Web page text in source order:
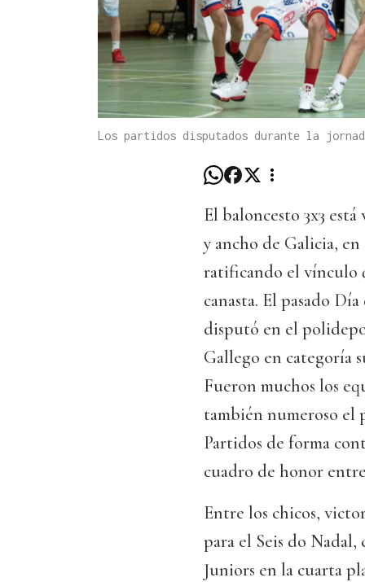
Los partidos disputados durante la
El baloncesto 3x3
y ancho de Galicia,
ratificando el vínculo
canasta. El pasado
disputó en el
Gallego en categoría
Fueron muchos los
también numeroso el
Partidos de forma
cuadro de honor
Entre los chicos,
para el Seis do
Juniors en la cuarta